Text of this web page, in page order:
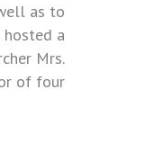
as to
hosted a
Mrs.
of four...